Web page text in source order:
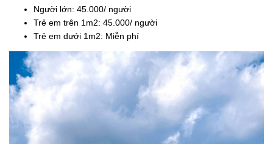
Người lớn: 45.000/ người
Trẻ em trên 1m2: 45.000/ người
Trẻ em dưới 1m2: Miễn phí